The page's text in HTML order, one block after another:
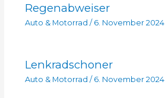
Regenabweiser
Auto & Motorrad / 6. November 2024
Lenkradschoner
Auto & Motorrad / 6. November 2024